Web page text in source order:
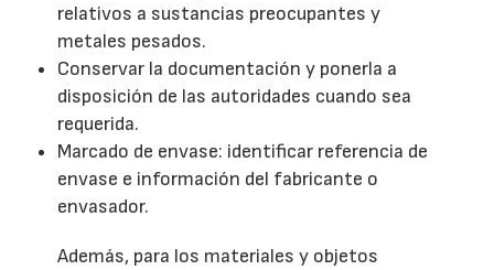
relativos a sustancias preocupantes y
metales pesados.
Conservar la documentación y ponerla a
disposición de las autoridades cuando sea
requerida.
Marcado de envase: identificar referencia de
envase e información del fabricante o
envasador.
Además, para los materiales y objetos